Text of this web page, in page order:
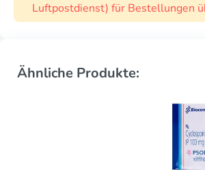
Luftpostdienst) für Bestellungen
Ähnliche Produkte: